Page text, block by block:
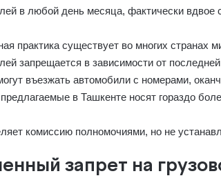
в любой день месяца, фактически вдвое
практика существует во многих странах
запрещается в зависимости от
въезжать автомобили с номерами,
в Ташкенте носят гораздо
комиссию полномочиями, но не
запрет на